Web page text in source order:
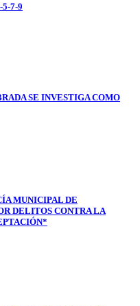
5-7-9
SE INVESTIGA COMO
MUNICIPAL DE
DELITOS CONTRA LA